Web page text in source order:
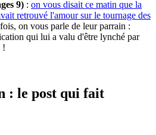
9) : on vous disait ce matin que la
retrouvé l'amour sur le tournage des
on vous parle de leur parrain :
qui lui a valu d'être lynché par
!
: le post qui fait